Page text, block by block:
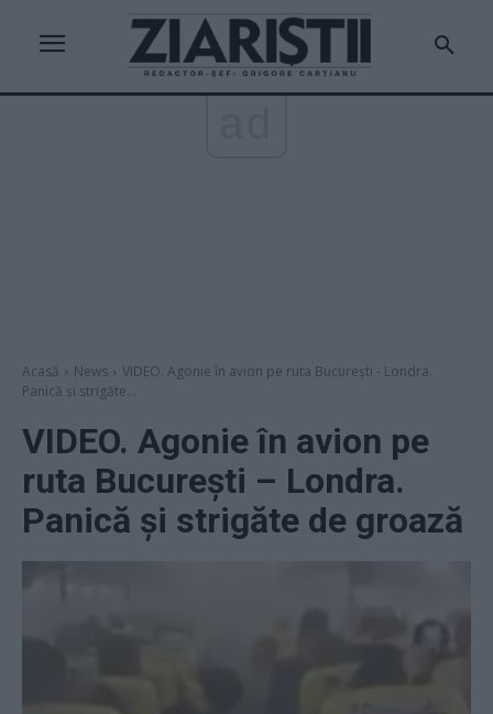
Acasă News
VIDEO. Agonie în avion pe ruta București - Londra.
Panică și strigăte...
VIDEO. Agonie în avion pe
ruta București – Londra.
Panică și strigăte de groază